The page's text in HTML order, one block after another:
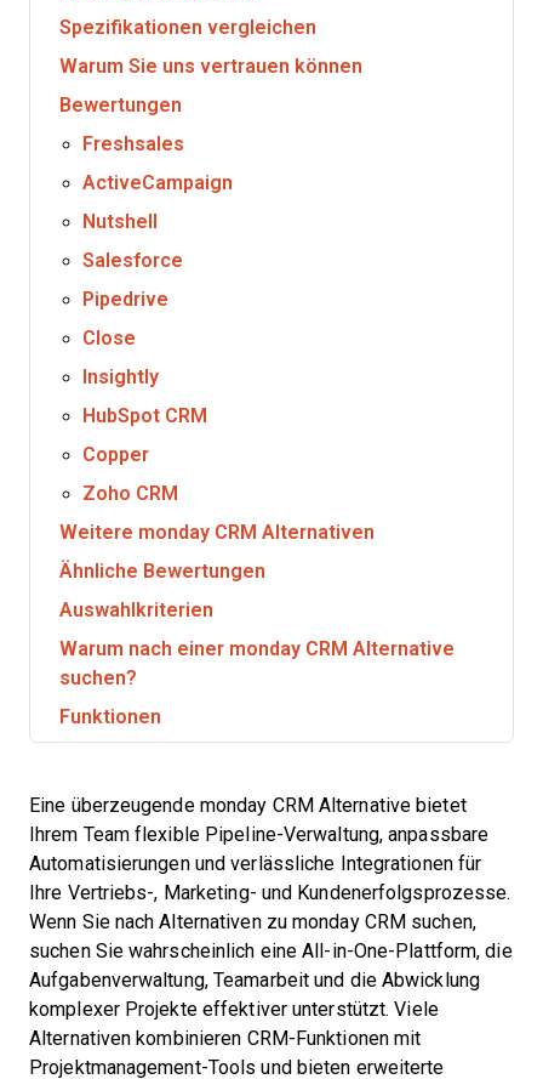
Spezifikationen vergleichen
Warum Sie uns vertrauen können
Bewertungen
Freshsales
ActiveCampaign
Nutshell
Salesforce
Pipedrive
Close
Insightly
HubSpot CRM
Copper
Zoho CRM
Weitere monday CRM Alternativen
Ähnliche Bewertungen
Auswahlkriterien
Warum nach einer monday CRM Alternative
suchen?
Funktionen
Eine überzeugende monday CRM Alternative bietet
Ihrem Team flexible Pipeline-Verwaltung, anpassbare
Automatisierungen und verlässliche Integrationen für
Ihre Vertriebs-, Marketing- und Kundenerfolgsprozesse.
Wenn Sie nach Alternativen zu monday CRM suchen,
suchen Sie wahrscheinlich eine All-in-One-Plattform, die
Aufgabenverwaltung, Teamarbeit und die Abwicklung
komplexer Projekte effektiver unterstützt. Viele
Alternativen kombinieren CRM-Funktionen mit
Projektmanagement-Tools und bieten erweiterte